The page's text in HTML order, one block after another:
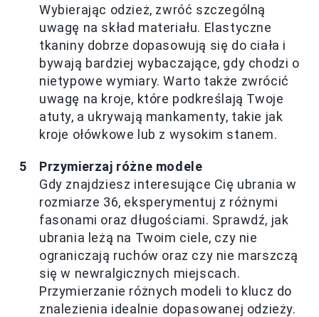
Wybierając odzież, zwróć szczególną
uwagę na skład materiału. Elastyczne
tkaniny dobrze dopasowują się do ciała i
bywają bardziej wybaczające, gdy chodzi o
nietypowe wymiary. Warto także zwrócić
uwagę na kroje, które podkreślają Twoje
atuty, a ukrywają mankamenty, takie jak
kroje ołówkowe lub z wysokim stanem.
Przymierzaj różne modele
Gdy znajdziesz interesujące Cię ubrania w
rozmiarze 36, eksperymentuj z różnymi
fasonami oraz długościami. Sprawdź, jak
ubrania leżą na Twoim ciele, czy nie
ograniczają ruchów oraz czy nie marszczą
się w newralgicznych miejscach.
Przymierzanie różnych modeli to klucz do
znalezienia idealnie dopasowanej odzieży.